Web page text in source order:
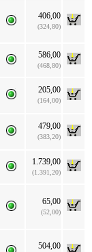
406,00
(324,80)
586,00
(468,80)
205,00
(164,00)
479,00
(383,20)
1.739,00
(1.391,20)
65,00
(52,00)
504,00